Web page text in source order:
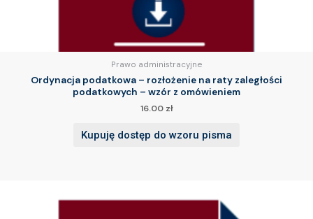
Prawo administracyjne
Ordynacja podatkowa – rozłożenie na raty zaległości
podatkowych – wzór z omówieniem
16.00 zł
Kupuję dostęp do wzoru pisma